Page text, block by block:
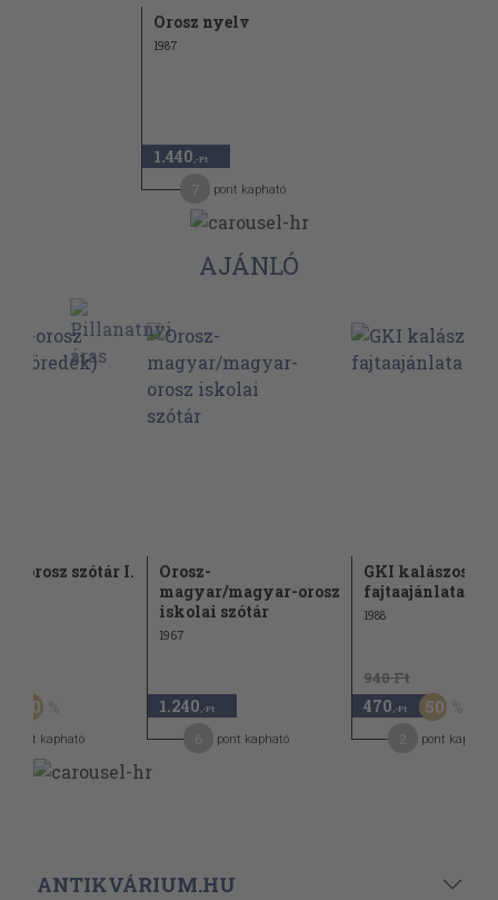
Orosz nyelv
1987
1.440 ,-Ft
pont kapható
AJÁNLÓ
orosz szótár I.
50
pont kapható
Orosz-
magyar/magyar-orosz
iskolai szótár
1967
1.240 ,-Ft
pont kapható
GKI kalászos
fajtaajánlata
1988
940 Ft
470 ,-Ft 50
pont kapható
ANTIKVÁRIUM.HU